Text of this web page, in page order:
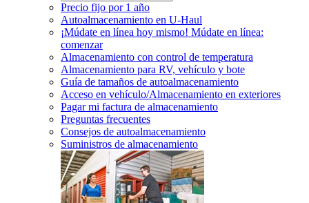
Precio fijo por 1 año
Autoalmacenamiento en U-Haul
¡Múdate en línea hoy mismo! Múdate en línea:
comenzar
Almacenamiento con control de temperatura
Almacenamiento para RV, vehículo y bote
Guía de tamaños de autoalmacenamiento
Acceso en vehículo/Almacenamiento en exteriores
Pagar mi factura de almacenamiento
Preguntas frecuentes
Consejos de autoalmacenamiento
Suministros de almacenamiento